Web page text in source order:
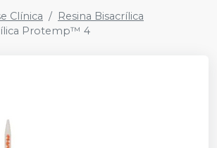
Clínica
Resina Bisacrílica
Protemp™ 4